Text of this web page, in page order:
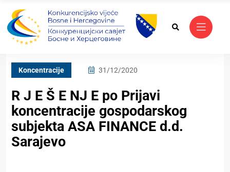
Koncentracije 31/12/2020
R J E Š E NJ E po Prijavi
koncentracije gospodarskog
subjekta ASA FINANCE d.d.
Sarajevo